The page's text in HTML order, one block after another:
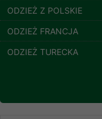
ODZIEŻ Z POLSKIE
ODZIEŻ FRANCJA
ODZIEŻ TURECKA